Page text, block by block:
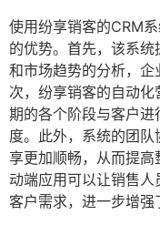
使用纷享销客的CRM
的优势。首先，该系
和市场趋势的分析，
次，纷享销客的自动
期的各个阶段与客户
度。此外，系统的团
享更加顺畅，从而提
动端应用可以让销售
客户需求，进一步增强